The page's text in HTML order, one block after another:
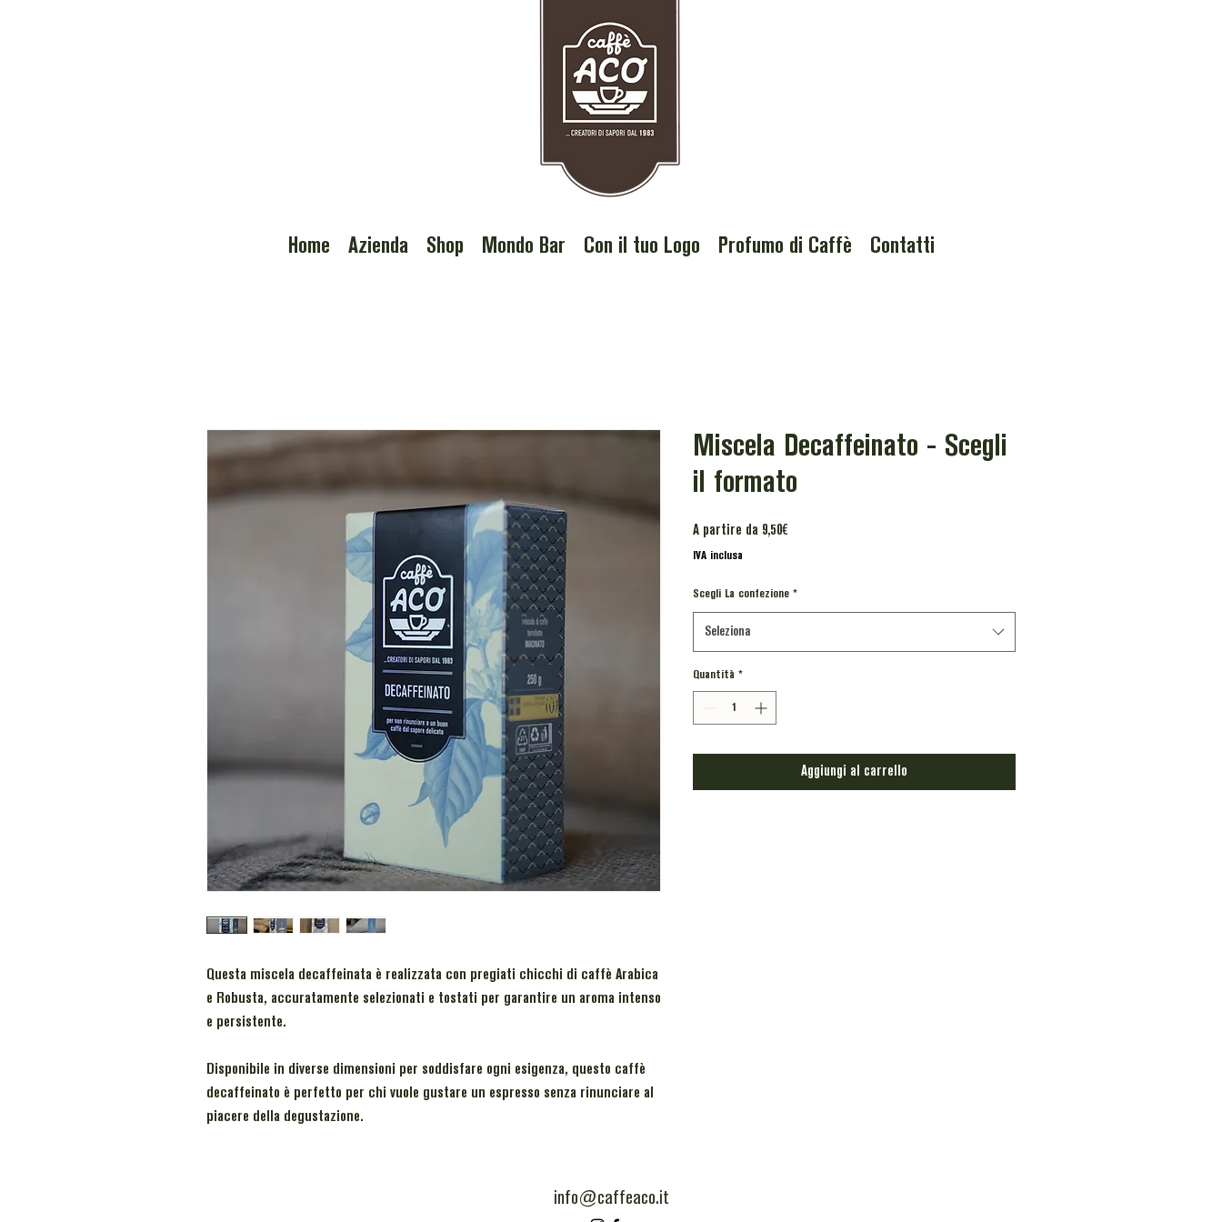
Home Azienda Shop Mondo Bar Con il tuo Logo Profumo di Caffè Contatti
Questa miscela decaffeinata è realizzata con pregiati chicchi di caffè Arabica
e Robusta, accuratamente selezionati e tostati per garantire un aroma intenso
e persistente.
Disponibile in diverse dimensioni per soddisfare ogni esigenza, questo caffè
decaffeinato è perfetto per chi vuole gustare un espresso senza rinunciare al
piacere della degustazione.
Miscela Decaffeinato - Scegli
il formato
A partire da 9,50€
IVA inclusa
Scegli La confezione *
Seleziona
Quantità *
Aggiungi al carrello
info@caffeaco.it